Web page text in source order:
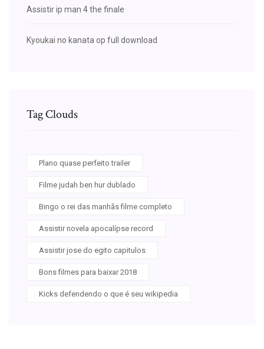
Assistir ip man 4 the finale
Kyoukai no kanata op full download
Tag Clouds
Plano quase perfeito trailer
Filme judah ben hur dublado
Bingo o rei das manhãs filme completo
Assistir novela apocalípse record
Assistir jose do egito capitulos
Bons filmes para baixar 2018
Kicks defendendo o que é seu wikipedia